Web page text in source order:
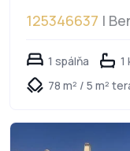
125346637 |
1 spálňa
1
78 m² / 5 m²